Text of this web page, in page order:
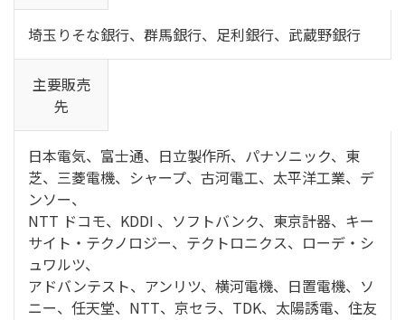
埼玉りそな銀行、群馬銀行、足利銀行、武蔵野銀行
主要販売
先
日本電気、富士通、日立製作所、パナソニック、東
芝、三菱電機、シャープ、古河電工、太平洋工業、デ
ンソー、
NTT ドコモ、KDDI 、ソフトバンク、東京計器、キー
サイト・テクノロジー、テクトロニクス、ローデ・シ
ュワルツ、
アドバンテスト、アンリツ、横河電機、日置電機、ソ
ニー、任天堂、NTT、京セラ、TDK、太陽誘電、住友